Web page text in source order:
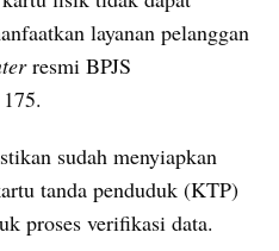
layanan pelanggan
resmi BPJS
sudah menyiapkan
tanda penduduk (KTP)
proses verifikasi data.